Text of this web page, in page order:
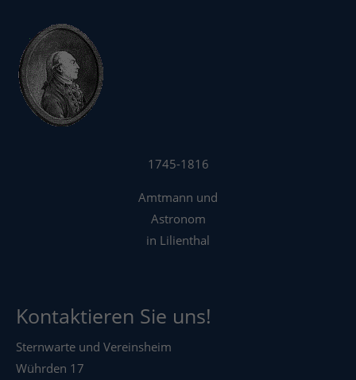
1745-1816
Amtmann und
Astronom
in Lilienthal
Kontaktieren Sie uns!
Sternwarte und Vereinsheim
Wührden 17